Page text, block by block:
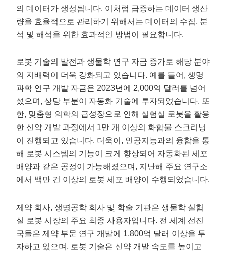
의 데이터가 생성됩니다. 이처럼 급증하는 데이터 생산
량을 효율적으로 관리하기 위해서는 데이터의 수집, 분
석 및 해석을 위한 효과적인 방법이 필요합니다.
로봇 기술의 발전과 생물학 연구 자금 증가로 해당 분야
의 지배력이 더욱 강화되고 있습니다. 예를 들어, 생명
과학 연구 개발 자금은 2023년에 2,000억 달러를 넘어
섰으며, 상당 부분이 자동화 기술에 투자되었습니다. 또
한, 맞춤형 의학의 급성장으로 인해 실험실 로봇을 활용
한 신약 개발 과정에서 1만 개 이상의 화합물 스크리닝
이 진행되고 있습니다. 더욱이, 인공지능과의 융합을 통
해 로봇 시스템의 기능이 크게 향상되어 자동화된 세포
배양과 같은 공정이 가능해졌으며, 지난해 주요 연구소
에서 백만 건 이상의 로봇 세포 배양이 수행되었습니다.
제약 회사, 생명공학 회사 및 학술 기관은 생물학 실험
실 로봇 시장의 주요 최종 사용자입니다. 전 세계 선진
국들은 제약 부문 연구 개발에 1,800억 달러 이상을 투
자하고 있으며, 로봇 기술은 신약 개발 속도를 높이고